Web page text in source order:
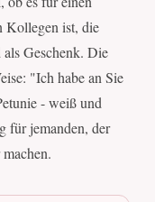
Kollegen ist, die
Geschenk. Die
"Ich habe an Sie
- weiß und
für jemanden, der